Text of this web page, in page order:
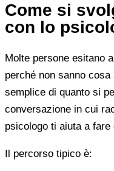
Come si
con lo
Molte persone esitano
perché non sanno
semplice di quanto si
conversazione in cui
psicologo ti aiuta a fare
Il percorso tipico è: